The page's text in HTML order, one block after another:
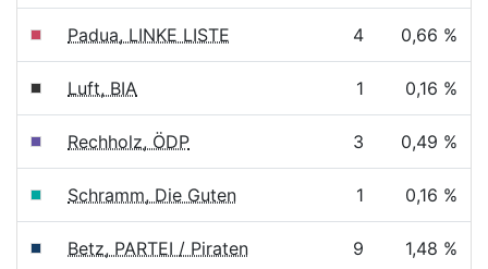
Padua, LINKE LISTE 4 0,66 %
Luft, BIA 1 0,16 %
Rechholz, ÖDP 3 0,49 %
Schramm, Die Guten 1 0,16 %
Betz, PARTEI / Piraten 9 1,48 %